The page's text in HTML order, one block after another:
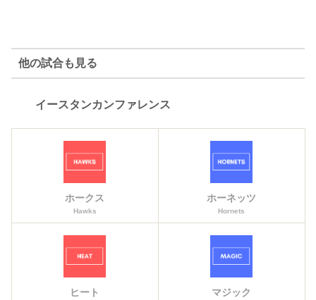
他の試合も見る
イースタンカンファレンス
ホークス
Hawks
ホーネッツ
Hornets
ヒート マジック